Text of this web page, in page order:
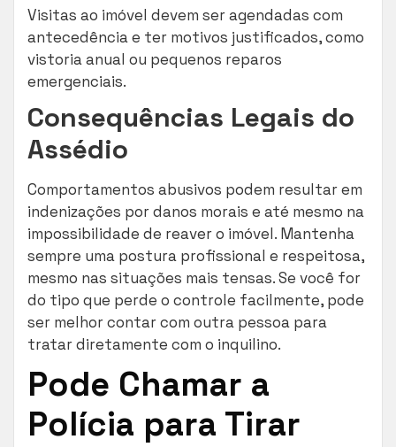
Visitas ao imóvel devem ser agendadas com
antecedência e ter motivos justificados, como
vistoria anual ou pequenos reparos
emergenciais.
Consequências Legais do
Assédio
Comportamentos abusivos podem resultar em
indenizações por danos morais e até mesmo na
impossibilidade de reaver o imóvel. Mantenha
sempre uma postura profissional e respeitosa,
mesmo nas situações mais tensas. Se você for
do tipo que perde o controle facilmente, pode
ser melhor contar com outra pessoa para
tratar diretamente com o inquilino.
Pode Chamar a
Polícia para Tirar